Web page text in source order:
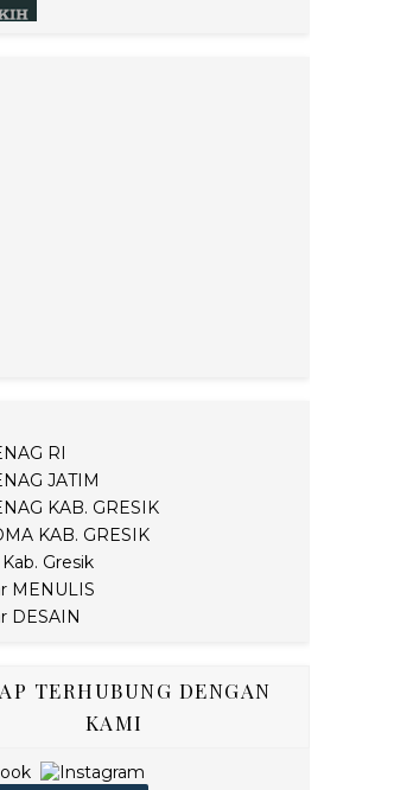
RI
JATIM
KAB. GRESIK
KAB. GRESIK
Gresik
MENULIS
DESAIN
TERHUBUNG DENGAN
KAMI